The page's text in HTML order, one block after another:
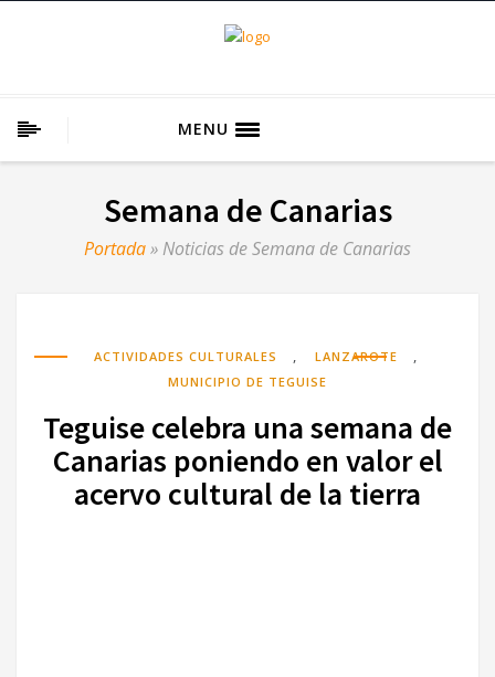
MENU
Semana de Canarias
Portada» Noticias de Semana de Canarias
ACTIVIDADES CULTURALES , LANZAROTE ,
MUNICIPIO DE TEGUISE
Teguise celebra una semana de
Canarias poniendo en valor el
acervo cultural de la tierra